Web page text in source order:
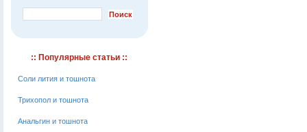
:: Популярные статьи ::
Соли лития и тошнота
Трихопол и тошнота
Анальгин и тошнота